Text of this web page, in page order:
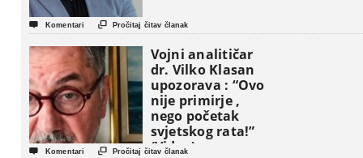
 Komentari  Pročitaj čitav članak
Vojni analitičar
dr. Vilko Klasan
upozorava : “Ovo
nije primirje ,
nego početak
svjetskog rata!”
(Video)
 Komentari  Pročitaj čitav članak